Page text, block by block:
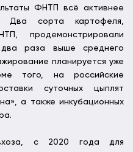
ФНТП всё активнее
Два сорта картофеля,
продемонстрировали
раза выше среднего
планируется уже
того, на российские
суточных цыплят
а также инкубационных
с 2020 года для